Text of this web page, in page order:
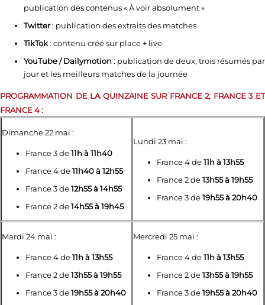
publication des contenus « À voir absolument »
Twitter: publication des extraits des matches
TikTok: contenu créé sur place + live
YouTube / Dailymotion: publication de deux, trois résumés par
jour et les meilleurs matches de la journée
PROGRAMMATION DE LA QUINZAINE SUR FRANCE 2, FRANCE 3 ET
FRANCE 4 :
Dimanche 22 mai :
France 3 de11h à 11h40
France 4 de11h40 à 12h55
France 3 de12h55 à 14h55
France 2 de14h55 à 19h45
Lundi 23 mai :
France 4 de11h à 13h55
France 2 de13h55 à 19h55
France 3 de19h55 à 20h40
Mardi 24 mai :
France 4 de11h à 13h55
France 2 de13h55 à 19h55
France 3 de19h55 à 20h40
Mercredi 25 mai :
France 4 de11h à 13h55
France 2 de13h55 à 19h55
France 3 de19h55 à 20h40